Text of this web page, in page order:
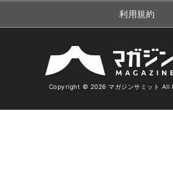
利用規約
Copyright © 2026 マガジンサミット All